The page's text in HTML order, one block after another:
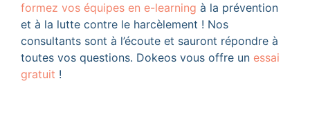
formez vos équipes en e-learning à la prévention
et à la lutte contre le harcèlement ! Nos
consultants sont à l’écoute et sauront répondre à
toutes vos questions. Dokeos vous offre un essai
gratuit !